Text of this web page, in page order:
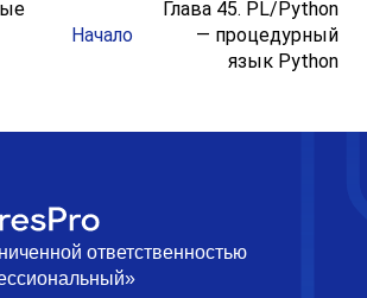
Начало
Глава 45. PL/Python
— процедурный
язык Python
ответственностью